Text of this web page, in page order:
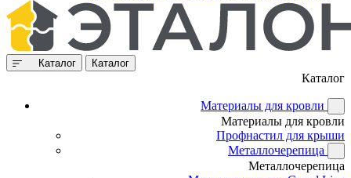
Каталог Каталог
Каталог
Материалы для кровли
Материалы для кровли
Профнастил для крыши
Металлочерепица
Металлочерепица